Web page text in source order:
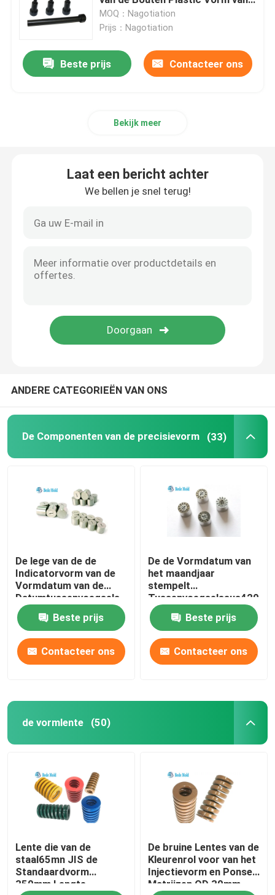
de vorm van scheidingssloten
Uitwerperkoker
AISG-schakelaar
de snijder van de eindmolen
roestvrij staalbout
Injectieafgietsel
de grenslossing
MOQ：Nagotiation
Prijs：Nagotiation
Beste prijs Contacteer ons
Bekijk meer
Laat een bericht achter
We bellen je snel terug!
ANDERE CATEGORIEËN VAN ONS
De Componenten van de precisievorm (33)
De lege van de de
Indicatorvorm van de
Vormdatum van de
Datumtussenvoegsels
SUS420 Norm van de
Materialentaiwan
Beste prijs
Contacteer ons
De de Vormdatum van
het maandjaar
stempelt
Tussenvoegselssus420
Materialen 48~52HRC
Beste prijs
Contacteer ons
de vormlente (50)
Lente die van de
staal65mn JIS de
Standaardvorm
350mm Lengte
De bruine Lentes van de
Kleurenrol voor van het
Injectievorm en Ponsen
Matrijzen OD 30mm